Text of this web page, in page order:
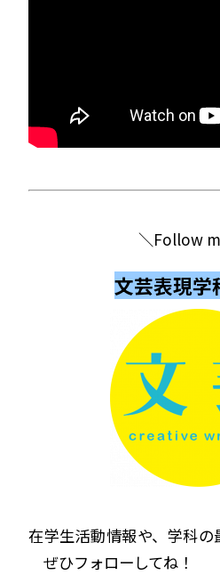
＼Follow
文芸表現学
在学生活動情報や、学科の
ぜひフォローしてね！